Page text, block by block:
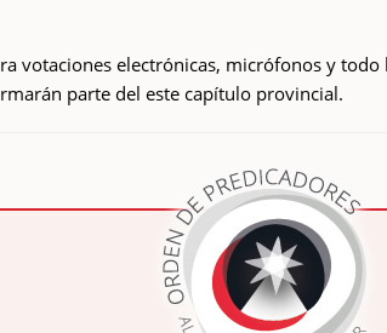
votaciones electrónicas, micrófonos y todo
parte del este capítulo provincial.